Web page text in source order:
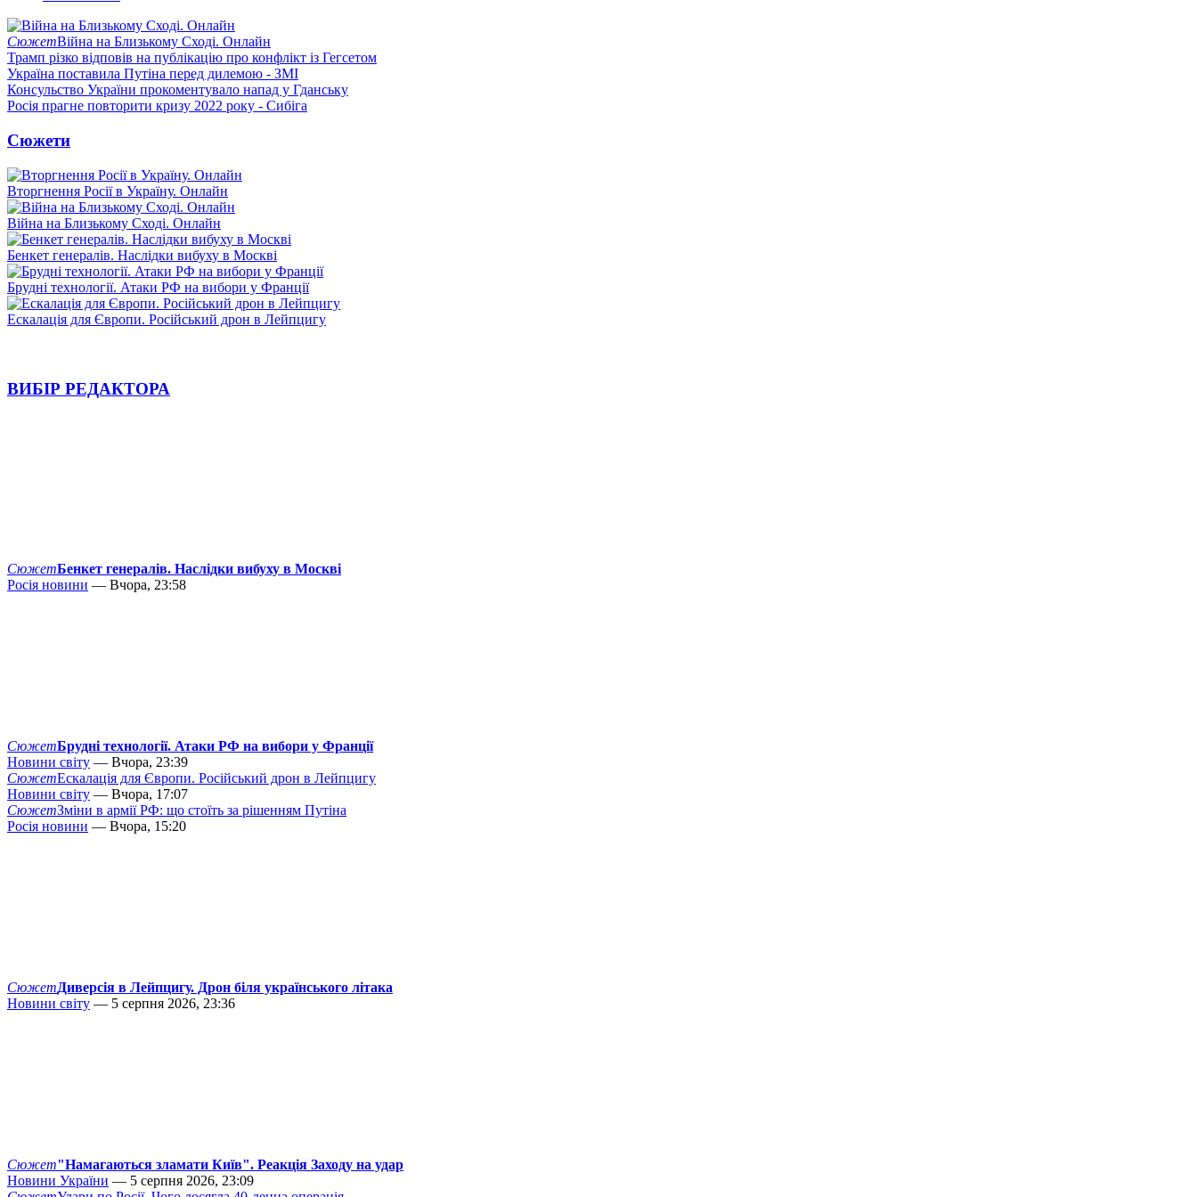
СюжетВійна на Близькому Сході. Онлайн
Трамп різко відповів на публікацію про конфлікт із Гегсетом
Україна поставила Путіна перед дилемою - ЗМІ
Консульство України прокоментувало напад у Гданську
Росія прагне повторити кризу 2022 року - Сибіга
Сюжети
Вторгнення Росії в Україну. Онлайн
Війна на Близькому Сході. Онлайн
Бенкет генералів. Наслідки вибуху в Москві
Брудні технології. Атаки РФ на вибори у Франції
Ескалація для Європи. Російський дрон в Лейпцигу
ВИБІР РЕДАКТОРА
СюжетБенкет генералів. Наслідки вибуху в Москві
Росія новини — Вчора, 23:58
СюжетБрудні технології. Атаки РФ на вибори у Франції
Новини світу — Вчора, 23:39
СюжетЕскалація для Європи. Російський дрон в Лейпцигу
Новини світу — Вчора, 17:07
СюжетЗміни в армії РФ: що стоїть за рішенням Путіна
Росія новини — Вчора, 15:20
СюжетДиверсія в Лейпцигу. Дрон біля українського літака
Новини світу — 5 серпня 2026, 23:36
Сюжет"Намагаються зламати Київ". Реакція Заходу на удар
Новини України — 5 серпня 2026, 23:09